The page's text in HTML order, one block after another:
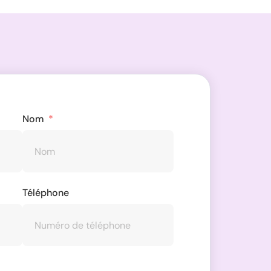
Nom
Téléphone